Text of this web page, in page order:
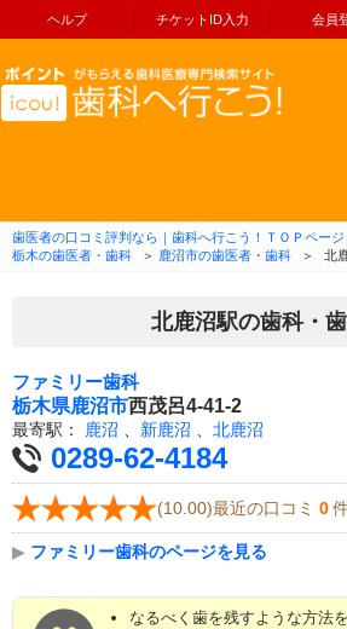
ヘルプ チケットID入力 会員
コンテン
歯医者の口コミ評判なら｜歯科へ行こう！ＴＯＰページ
栃木の歯医者・歯科
＞ 鹿沼市の歯医者・歯科 ＞ 北
北鹿沼駅の歯科・
ファミリー歯科
栃木県鹿沼市西茂呂4-41-2
最寄駅： 鹿沼 新鹿沼 北鹿沼
0289-62-4184
(10.00)最近の口コミ 0
▶ ファミリー歯科のページを見る
なるべく歯を残すような方法